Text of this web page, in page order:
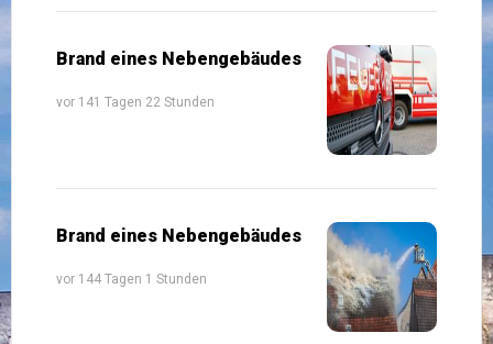
Brand eines Nebengebäudes
vor 141 Tagen 22 Stunden
Brand eines Nebengebäudes
vor 144 Tagen 1 Stunden